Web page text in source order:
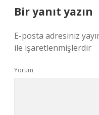
Bir yanıt yazın
E-posta adresiniz
ile işaretlenmişlerdir
Yorum